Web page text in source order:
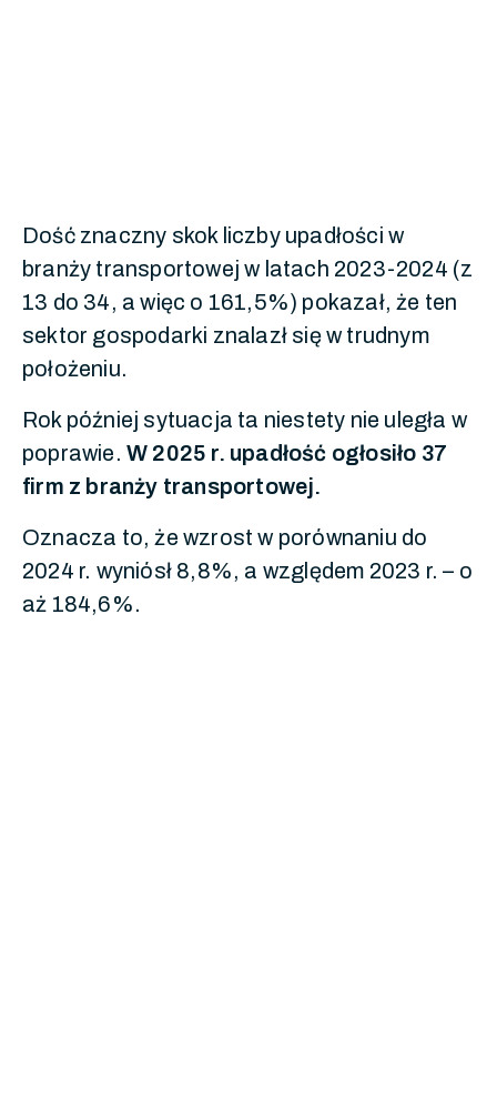
Dość znaczny skok liczby upadłości w
branży transportowej w latach 2023-2024 (z
13 do 34, a więc o 161,5%) pokazał, że ten
sektor gospodarki znalazł się w trudnym
położeniu.
Rok później sytuacja ta niestety nie uległa w
poprawie. W 2025 r. upadłość ogłosiło 37
firm z branży transportowej.
Oznacza to, że wzrost w porównaniu do
2024 r. wyniósł 8,8%, a względem 2023 r. – o
aż 184,6%.